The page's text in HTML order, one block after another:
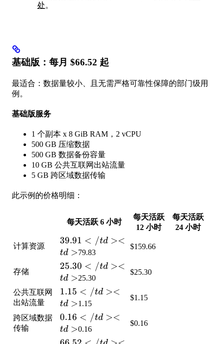
处。
基础版：每月 $66.52 起
最适合：数据量较小、且无需严格可靠性保障的部门级用
例。
基础版服务
1 个副本 x 8 GiB RAM，2 vCPU
500 GB 压缩数据
500 GB 数据备份容量
10 GB 公共互联网出站流量
5 GB 跨区域数据传输
此示例的价格明细：
每天活跃 6 小时
每天活跃
12 小时
每天活跃
24 小时
计算资源
39.91</td>
<td>
39.91 < /td ><
td >79.83
$159.66
存储
25.30</td>
<td>
25.30 < /td ><
td >25.30
$25.30
公共互联网
出站流量
1.15</td>
<td>
1.15 < /td ><
td >1.15
$1.15
跨区域数据
传输
0.16</td>
<td>
0.16 < /td ><
td >0.16
$0.16